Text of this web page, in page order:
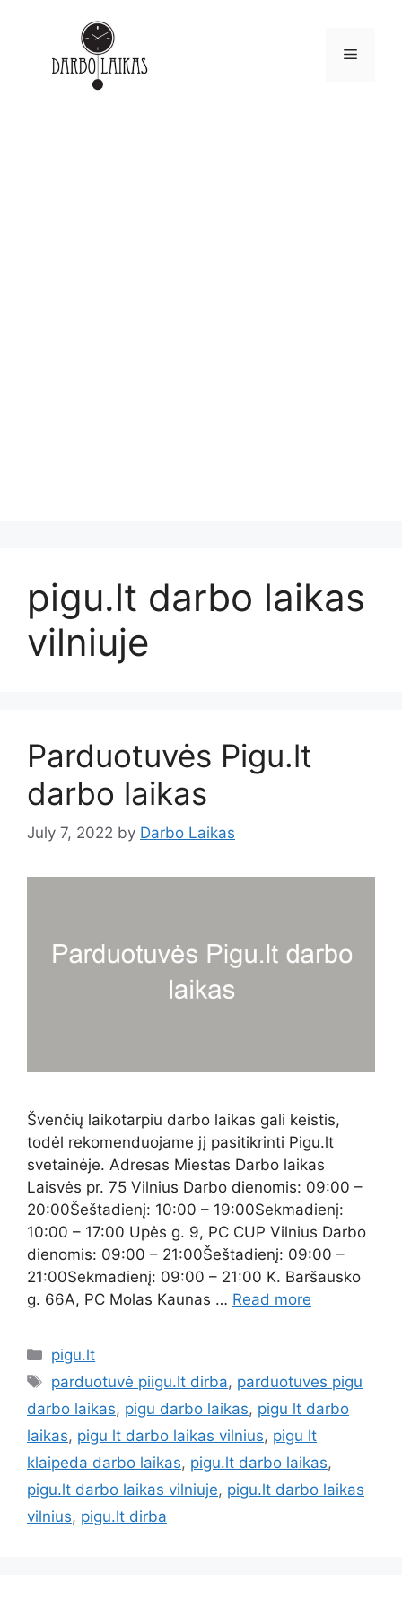
pigu.lt darbo laikas
vilniuje
Parduotuvės Pigu.lt
darbo laikas
July 7, 2022 by Darbo Laikas
Švenčių laikotarpiu darbo laikas gali keistis,
todėl rekomenduojame jį pasitikrinti Pigu.lt
svetainėje. Adresas Miestas Darbo laikas
Laisvės pr. 75 Vilnius Darbo dienomis: 09:00 –
20:00Šeštadienį: 10:00 – 19:00Sekmadienį:
10:00 – 17:00 Upės g. 9, PC CUP Vilnius Darbo
dienomis: 09:00 – 21:00Šeštadienį: 09:00 –
21:00Sekmadienį: 09:00 – 21:00 K. Baršausko
g. 66A, PC Molas Kaunas … Read more
pigu.lt
parduotuvė piigu.lt dirba, parduotuves pigu
darbo laikas, pigu darbo laikas, pigu lt darbo
laikas, pigu lt darbo laikas vilnius, pigu lt
klaipeda darbo laikas, pigu.lt darbo laikas,
pigu.lt darbo laikas vilniuje, pigu.lt darbo laikas
vilnius, pigu.lt dirba